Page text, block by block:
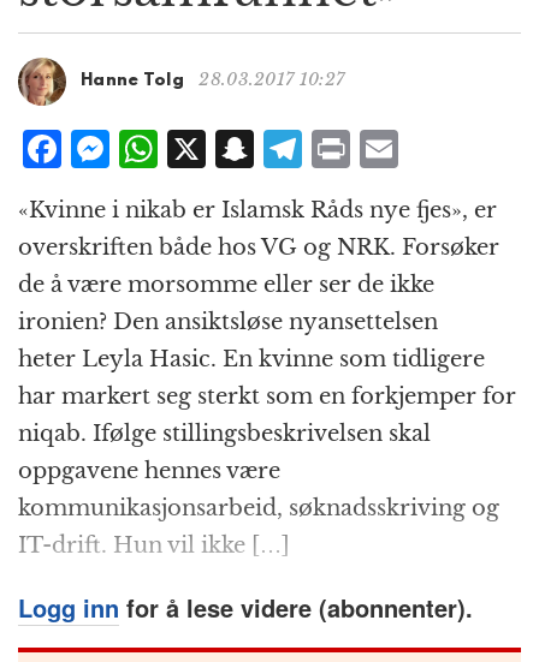
t
n
Hanne Tolg 28.03.2017 10:27
F
a
c
e
b
o
o
k
M
e
ss
e
n
g
e
r
W
h
at
s
A
p
p
X S
a
p
c
h
at
T
el
e
g
r
a
m
P
ri
n
t
m
ai
l
«Kvinne i nikab er Islamsk Råds nye fjes», er
overskriften både hos VG og NRK. Forsøker
de å være morsomme eller ser de ikke
ironien? Den ansiktsløse nyansettelsen
heter Leyla Hasic. En kvinne som tidligere
har markert seg sterkt som en forkjemper for
niqab. Ifølge stillingsbeskrivelsen skal
oppgavene hennes være
kommunikasjonsarbeid, søknadsskriving og
IT-drift. Hun vil ikke […]
Logg inn for å lese videre (abonnenter).